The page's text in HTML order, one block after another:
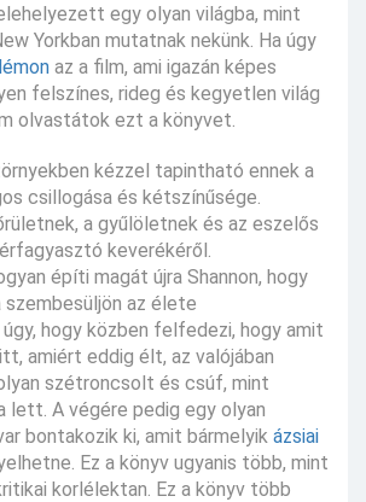
egy olyan világba, mint
Yorkban mutatnak nekünk. Ha úgy
az a film, ami igazán képes
felszínes, rideg és kegyetlen világ
olvastátok ezt a könyvet.
kézzel tapintható ennek a
csillogása és kétszínűsége.
a gyűlöletnek és az eszelős
keverékéről.
építi magát újra Shannon, hogy
szembesüljön az élete
hogy közben felfedezi, hogy amit
amiért eddig élt, az valójában
szétroncsolt és csúf, mint
lett. A végére pedig egy olyan
bontakozik ki, amit bármelyik ázsiai
Ez a könyv ugyanis több, mint
korlélektan. Ez a könyv több